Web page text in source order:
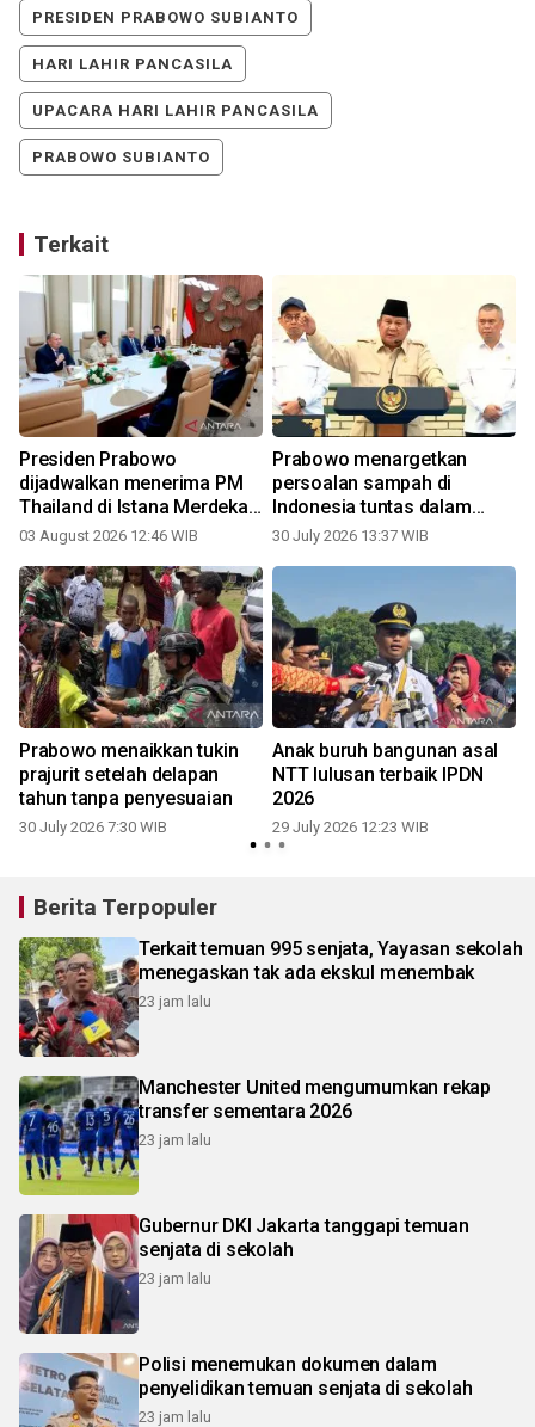
PRESIDEN PRABOWO SUBIANTO
HARI LAHIR PANCASILA
UPACARA HARI LAHIR PANCASILA
PRABOWO SUBIANTO
Terkait
Presiden Prabowo
dijadwalkan menerima PM
Thailand di Istana Merdeka
Senin sore
03 August 2026 12:46 WIB
Prabowo menargetkan
persoalan sampah di
Indonesia tuntas dalam
setahun
30 July 2026 13:37 WIB
Prabowo menaikkan tukin
prajurit setelah delapan
tahun tanpa penyesuaian
30 July 2026 7:30 WIB
Anak buruh bangunan asal
NTT lulusan terbaik IPDN
2026
29 July 2026 12:23 WIB
Berita Terpopuler
Terkait temuan 995 senjata, Yayasan sekolah
menegaskan tak ada ekskul menembak
23 jam lalu
Manchester United mengumumkan rekap
transfer sementara 2026
23 jam lalu
Gubernur DKI Jakarta tanggapi temuan
senjata di sekolah
23 jam lalu
Polisi menemukan dokumen dalam
penyelidikan temuan senjata di sekolah
23 jam lalu